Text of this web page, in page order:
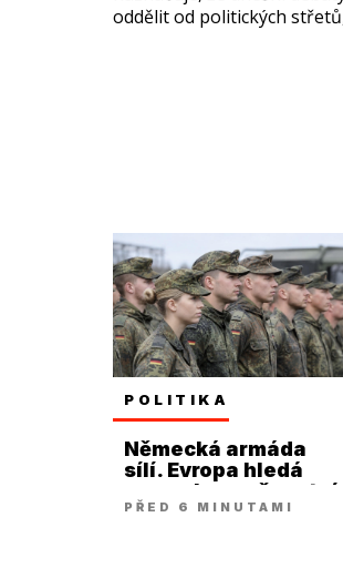
oddělit od politických
POLITIKA
Německá armáda
sílí. Evropa hledá
novou bezpečnostní
rovnováhu
PŘED 6 MINUTAMI